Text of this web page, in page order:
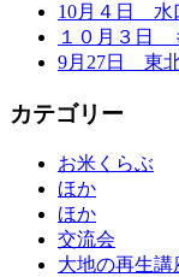
10月４日 水
１０月３日
9月27日 東
カテゴリー
お米くらぶ
ほか
ほか
交流会
大地の再生講